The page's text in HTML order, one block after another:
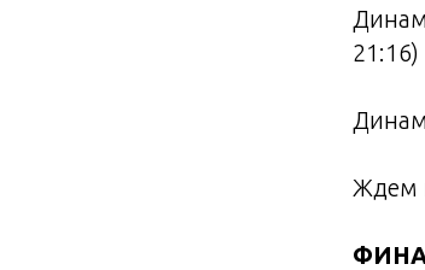
21:16)
Ждем